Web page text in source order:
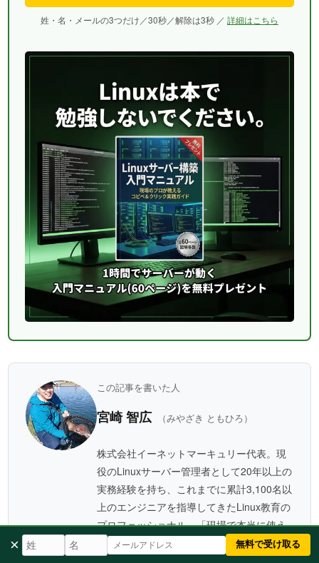
姓・名・メールの3つだけ／30秒／解除は3秒 ／ 詳細はこちら
× 無料で受け取る
この記事を書いた人
宮崎 智広 （みやざき ともひろ）
株式会社イーネットマーキュリー代表。現
役のLinuxサーバー管理者として20年以上の
実務経験を持ち、これまでに累計3,100名以
上のエンジニアを指導してきたLinux教育の
プロフェッショナル。「現場で本当に使え
る技術」を体系的に伝えることをモットー